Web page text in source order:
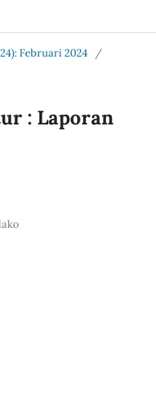
Februari 2024
/
: Laporan